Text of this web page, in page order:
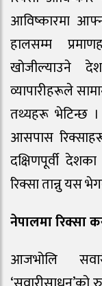
आविष्कारमा
हालसम्म
खोजील्याउने
व्यापारीहरूले
तथ्यहरू भेटिन्छ
आसपास
दक्षिणपूर्वी
रिक्सा तान्नु यस
नेपालमा रिक्सा
आजभोलि